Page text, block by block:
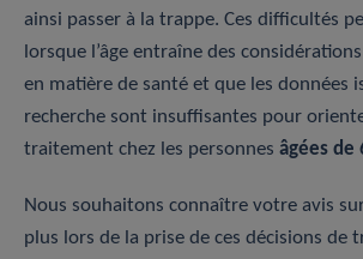
ainsi passer à la trappe. Ces difficultés
lorsque l’âge entraîne des
en matière de santé et que les données
recherche sont insuffisantes pour
traitement chez les personnes âgées de
Nous souhaitons connaître votre avis
plus lors de la prise de ces décisions de